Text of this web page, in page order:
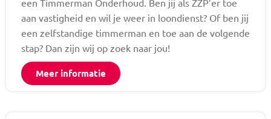
een Timmerman Onderhoud. Ben jij als ZZP’er toe
aan vastigheid en wil je weer in loondienst? Of ben jij
een zelfstandige timmerman en toe aan de volgende
stap? Dan zijn wij op zoek naar jou!
Meer informatie